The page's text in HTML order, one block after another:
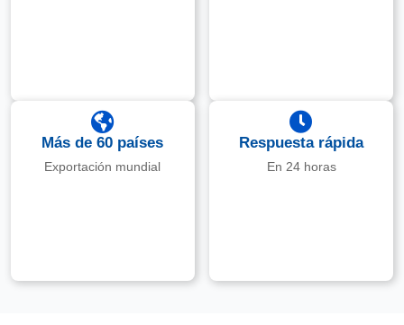
Más de 60 países
Exportación mundial
Respuesta rápida
En 24 horas